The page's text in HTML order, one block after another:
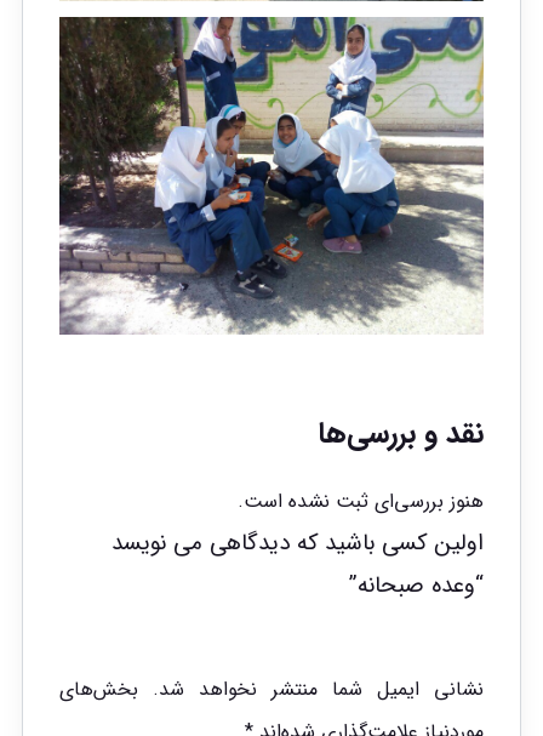
نقد و بررسی‌ها
هنوز بررسی‌ای ثبت نشده است.
اولین کسی باشید که دیدگاهی می نویسد
“وعده صبحانه”
نشانی ایمیل شما منتشر نخواهد شد. بخش‌های